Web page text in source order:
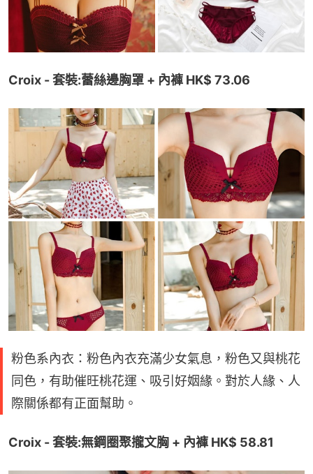
Croix - 套裝:蕾絲邊胸罩 + 內褲 HK$ 73.06
粉色系內衣：粉色內衣充滿少女氣息，粉色又與桃花
同色，有助催旺桃花運、吸引好姻緣。對於人緣、人
際關係都有正面幫助。
Croix - 套裝:無鋼圈聚攏文胸 + 內褲 HK$ 58.81